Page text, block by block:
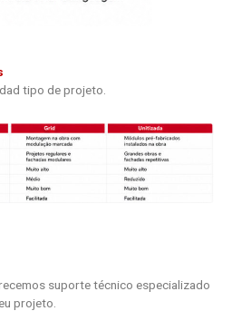
tipo de projeto.
suporte técnico especializado
projeto.